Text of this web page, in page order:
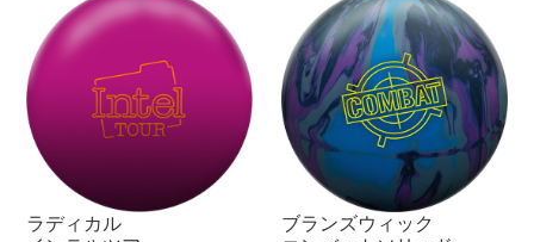
ラディカル
ブランズウィック